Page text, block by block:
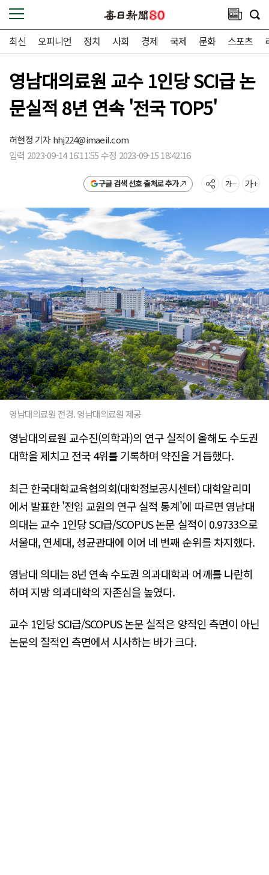
최신 오피니언 정치 사회 경제 국제 문화 스포츠
영남대의료원 교수 1인당 SCI급 논
문실적 8년 연속 '전국 TOP5'
허현정 기자hhj224@imaeil.com
입력 2023-09-14 16:11:55 수정 2023-09-15 18:42:16
구글 검색 선호 출처로 추가
영남대의료원 전경. 영남대의료원 제공
영남대의료원 교수진(의학과)의 연구 실적이 올해도 수도권
대학을 제치고 전국 4위를 기록하며 약진을 거듭했다.
최근 한국대학교육협의회(대학정보공시센터) 대학알리미
에서 발표한 '전임 교원의 연구 실적 통계'에 따르면 영남대
의대는 교수 1인당 SCI급/SCOPUS 논문 실적이 0.9733으로
서울대, 연세대, 성균관대에 이어 네 번째 순위를 차지했다.
영남대 의대는 8년 연속 수도권 의과대학과 어깨를 나란히
하며 지방 의과대학의 자존심을 높였다.
교수 1인당 SCI급/SCOPUS 논문 실적은 양적인 측면이 아닌
논문의 질적인 측면에서 시사하는 바가 크다.